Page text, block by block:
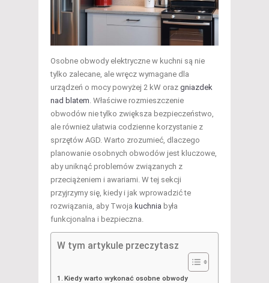
Osobne obwody elektryczne w kuchni są nie
tylko zalecane, ale wręcz wymagane dla
urządzeń o mocy powyżej 2 kW oraz gniazdek
nad blatem . Właściwe rozmieszczenie
obwodów nie tylko zwiększa bezpieczeństwo,
ale również ułatwia codzienne korzystanie z
sprzętów AGD. Warto zrozumieć, dlaczego
planowanie osobnych obwodów jest kluczowe,
aby uniknąć problemów związanych z
przeciążeniem i awariami. W tej sekcji
przyjrzymy się, kiedy i jak wprowadzić te
rozwiązania, aby Twoja kuchnia była
funkcjonalna i bezpieczna.
W tym artykule przeczytasz
Kiedy warto wykonać osobne obwody